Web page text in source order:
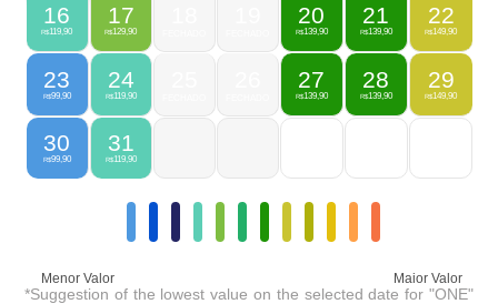
16
R$119,90
17
R$129,90
20
R$139,90
21
R$139,90
22
R$149,90
23
R$99,90
24
R$119,90
27
R$139,90
28
R$139,90
29
R$149,90
30
R$99,90
31
R$119,90
Menor Valor Maior Valor
*Suggestion of the lowest value on the selected date for "ONE"